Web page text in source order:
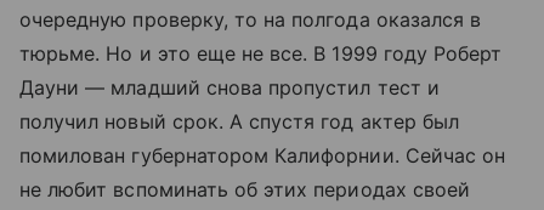
очередную проверку, то на полгода оказался в
тюрьме. Но и это еще не все. В 1999 году Роберт
Дауни — младший снова пропустил тест и
получил новый срок. А спустя год актер был
помилован губернатором Калифорнии. Сейчас он
не любит вспоминать об этих периодах своей